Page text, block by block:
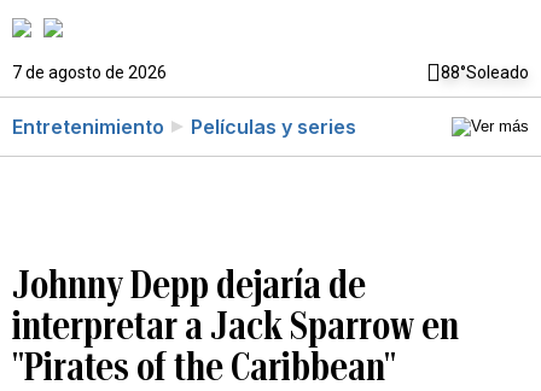
7 de agosto de 2026 88°Soleado
Entretenimiento Películas y series
Johnny Depp dejaría de
interpretar a Jack Sparrow en
"Pirates of the Caribbean"